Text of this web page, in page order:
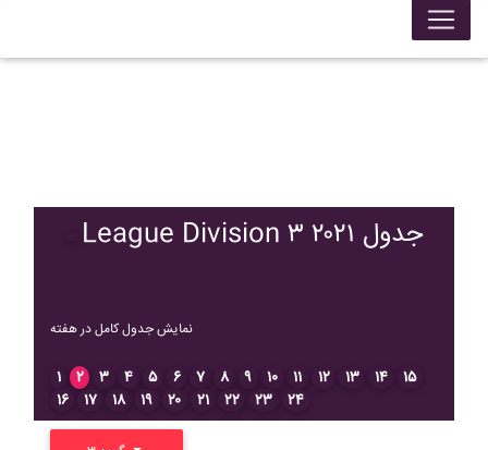
League Division ۳ ۲۰۲۱ جدول
نمایش جدول کامل در هفته
۱ ۲ ۳ ۴ ۵ ۶ ۷ ۸ ۹ ۱۰ ۱۱ ۱۲ ۱۳ ۱۴
۱۵
۱۶
۱۷ ۱۸ ۱۹ ۲۰ ۲۱ ۲۲ ۲۳ ۲۴